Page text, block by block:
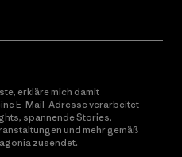
erkläre mich damit
E-Mail-Adresse verarbeitet
spannende Stories,
und mehr gemäß
zusendet.